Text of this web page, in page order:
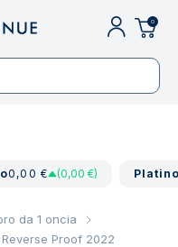
0
0,00 € (0,00 €)
da 1 oncia
Proof 2022